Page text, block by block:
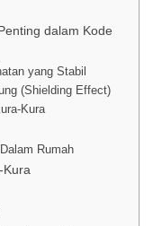
dalam Kode
yang Stabil
(Shielding Effect)
Kura
Rumah
Kura